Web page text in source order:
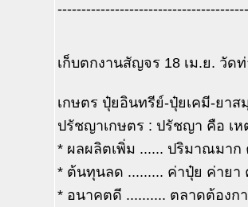
เก็บตกงานสัญจร 18 เม.ย. วั
เกษตร ปุ๋ยอินทรีย์-ปุ๋ยเคมี-ยาส
ปรัชญาเกษตร : ปรัชญา คือ เ
* ผลผลิตเพิ่ม ...... ปริมาณมา
* ต้นทุนลด ......... ค่าปุ๋ย ค่ายา
* อนาคตดี .......... ตลาดต้อง